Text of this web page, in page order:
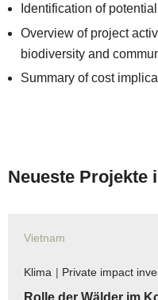
Identification of
Overview of project
biodiversity and
Summary of cost
Neueste Projekte
Vietnam
Klima | Private impact